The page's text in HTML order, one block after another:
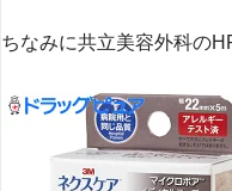
ちなみに共立美容外科の